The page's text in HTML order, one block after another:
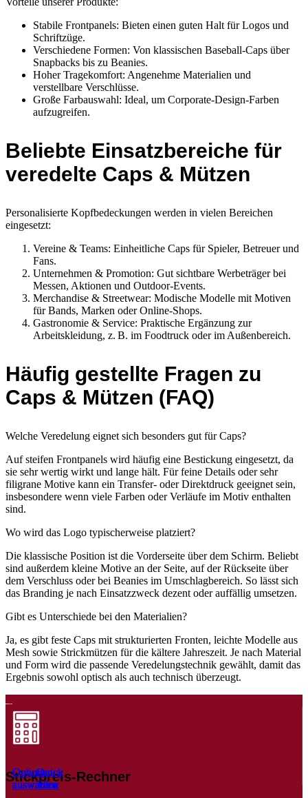
Optionen
auswählen
Quick
view
Optionen
auswählen
Quick
view
Optionen
auswählen
Quick
view
Optionen
auswählen
Quick
view
Optionen
auswählen
Quick
view
Optionen
auswählen
Quick
view
Optionen
auswählen
Quick
view
Optionen
auswählen
Quick
view
Optionen
auswählen
Quick
view
Optionen
auswählen
Quick
view
Optionen
auswählen
Quick
view
Optionen
auswählen
Quick
view
Stabile Frontpanels: Bieten einen guten Halt für Logos und
Schriftzüge.
Verschiedene Formen: Von klassischen Baseball-Caps über
Snapbacks bis zu Beanies.
Hoher Tragekomfort: Angenehme Materialien und
verstellbare Verschlüsse.
Große Farbauswahl: Ideal, um Corporate-Design-Farben
aufzugreifen.
Beliebte Einsatzbereiche für
veredelte Caps & Mützen
Personalisierte Kopfbedeckungen werden in vielen Bereichen
eingesetzt:
Vereine & Teams: Einheitliche Caps für Spieler, Betreuer und
Fans.
Unternehmen & Promotion: Gut sichtbare Werbeträger bei
Messen, Aktionen und Outdoor-Events.
Merchandise & Streetwear: Modische Modelle mit Motiven
für Bands, Marken oder Online-Shops.
Gastronomie & Service: Praktische Ergänzung zur
Arbeitskleidung, z. B. im Foodtruck oder im Außenbereich.
Häufig gestellte Fragen zu
Caps & Mützen (FAQ)
Welche Veredelung eignet sich besonders gut für Caps?
Auf steifen Frontpanels wird häufig eine Bestickung eingesetzt, da
sie sehr wertig wirkt und lange hält. Für feine Details oder sehr
filigrane Motive kann ein Transfer- oder Direktdruck geeignet sein,
insbesondere wenn viele Farben oder Verläufe im Motiv enthalten
sind.
Wo wird das Logo typischerweise platziert?
Die klassische Position ist die Vorderseite über dem Schirm. Beliebt
sind außerdem kleine Motive an der Seite, auf der Rückseite über
dem Verschluss oder bei Beanies im Umschlagbereich. So lässt sich
das Branding je nach Einsatzzweck dezent oder auffällig umsetzen.
Gibt es Unterschiede bei den Materialien?
Ja, es gibt feste Caps mit strukturierten Fronten, leichte Modelle aus
Mesh sowie Strickmützen für die kältere Jahreszeit. Je nach Material
und Form wird die passende Veredelungstechnik gewählt, damit das
Ergebnis sowohl optisch als auch technisch überzeugt.
Stickpreis-Rechner